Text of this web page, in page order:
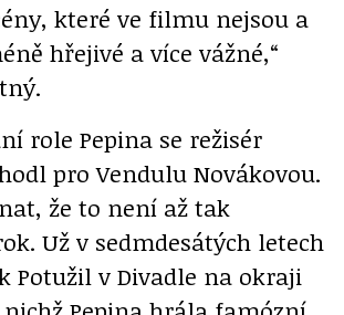
které ve filmu nejsou a
hřejivé a více vážné,“
role Pepina se režisér
pro Vendulu Novákovou.
že to není až tak
Už v sedmdesátých letech
Potužil v Divadle na okraji